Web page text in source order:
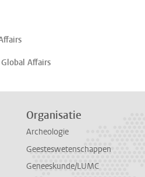
Affairs
Organisatie
Archeologie
Geesteswetenschappen
Geneeskunde/LUMC